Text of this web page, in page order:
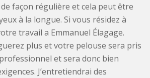
façon régulière et cela peut être
à la longue. Si vous résidez à
travail a Emmanuel Élagage.
plus et votre pelouse sera pris
et sera donc bien
J’entretiendrai des